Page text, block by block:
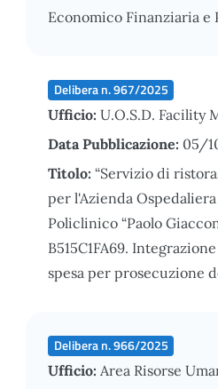
Economico Finanziaria e
Delibera n. 967/2025
Ufficio: U.O.S.D. Facility
Data Pubblicazione: 05/
Titolo: “Servizio di
per l'Azienda
Policlinico “Paolo
B515C1FA69.
spesa per prosecuzione
Delibera n. 966/2025
Ufficio: Area Risorse